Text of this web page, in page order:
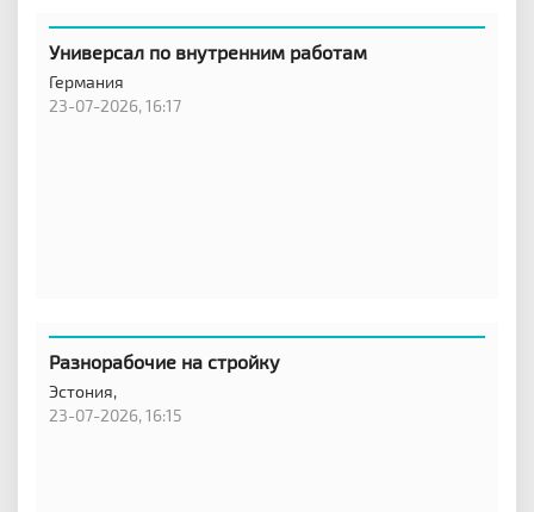
Универсал по внутренним работам
Германия
23-07-2026, 16:17
Разнорабочие на стройку
Эстония,
23-07-2026, 16:15